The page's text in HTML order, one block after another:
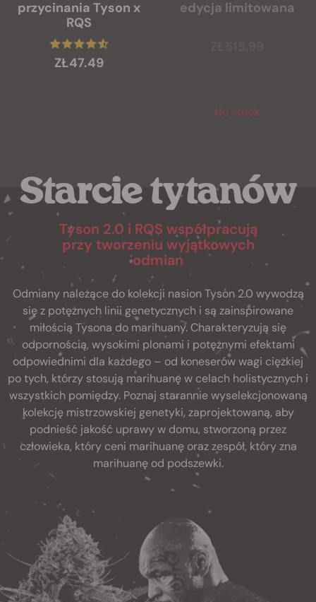
przycinania Tyson x
RQS
ZŁ47.49
edycja limitowana
No stock
Starcie tytanów
Tyson 2.0 i RQS współpracują
przy tworzeniu wyjątkowych
odmian
Odmiany należące do kolekcji nasion Tyson 2.0 wywodzą
się z potężnych linii genetycznych i są zainspirowane
miłością Tysona do marihuany. Charakteryzują się
odpornością, wysokimi plonami i potężnymi efektami
odpowiednimi dla każdego – od koneserów wagi ciężkiej
po tych, którzy stosują marihuanę w celach holistycznych i
wszystkich pomiędzy. Poznaj starannie wyselekcjonowaną
kolekcję mistrzowskiej genetyki, zaprojektowaną, aby
podnieść jakość uprawy w domu, stworzoną przez
człowieka, który ceni marihuanę oraz zespół, który zna
marihuanę od podszewki.